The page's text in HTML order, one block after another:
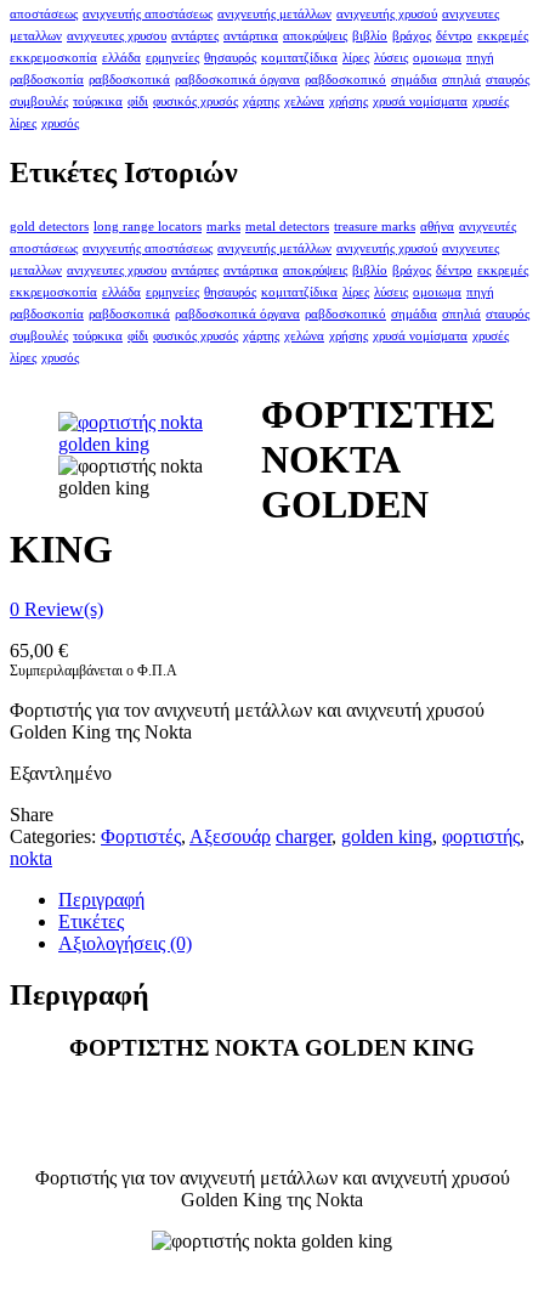
αποστάσεως ανιχνευτής αποστάσεως ανιχνευτής μετάλλων ανιχνευτής χρυσού ανιχνευτες
μεταλλων ανιχνευτες χρυσου αντάρτες αντάρτικα αποκρύψεις βιβλίο βράχος δέντρο εκκρεμές
εκκρεμοσκοπία ελλάδα ερμηνείες θησαυρός κομιτατζίδικα λίρες λύσεις ομοιωμα πηγή
ραβδοσκοπία ραβδοσκοπικά ραβδοσκοπικά όργανα ραβδοσκοπικό σημάδια σπηλιά σταυρός
συμβουλές τούρκικα φίδι φυσικός χρυσός χάρτης χελώνα χρήσης χρυσά νομίσματα χρυσές
λίρες χρυσός
Ετικέτες Ιστοριών
gold detectors long range locators marks metal detectors treasure marks αθήνα ανιχνευτές
αποστάσεως ανιχνευτής αποστάσεως ανιχνευτής μετάλλων ανιχνευτής χρυσού ανιχνευτες
μεταλλων ανιχνευτες χρυσου αντάρτες αντάρτικα αποκρύψεις βιβλίο βράχος δέντρο εκκρεμές
εκκρεμοσκοπία ελλάδα ερμηνείες θησαυρός κομιτατζίδικα λίρες λύσεις ομοιωμα πηγή
ραβδοσκοπία ραβδοσκοπικά ραβδοσκοπικά όργανα ραβδοσκοπικό σημάδια σπηλιά σταυρός
συμβουλές τούρκικα φίδι φυσικός χρυσός χάρτης χελώνα χρήσης χρυσά νομίσματα χρυσές
λίρες χρυσός
ΦΟΡΤΙΣΤΗΣ
NOKTA
GOLDEN
KING
0 Review(s)
65,00 €
Συμπεριλαμβάνεται ο Φ.Π.Α
Φορτιστής για τον ανιχνευτή μετάλλων και ανιχνευτή χρυσού
Golden King της Nokta
Εξαντλημένο
Share
Categories: Φορτιστές, Αξεσουάρ charger, golden king, φορτιστής,
nokta
Περιγραφή
Ετικέτες
Αξιολογήσεις (0)
Περιγραφή
ΦΟΡΤΙΣΤΗΣ NOKTA GOLDEN KING
Φορτιστής για τον ανιχνευτή μετάλλων και ανιχνευτή χρυσού
Golden King της Nokta